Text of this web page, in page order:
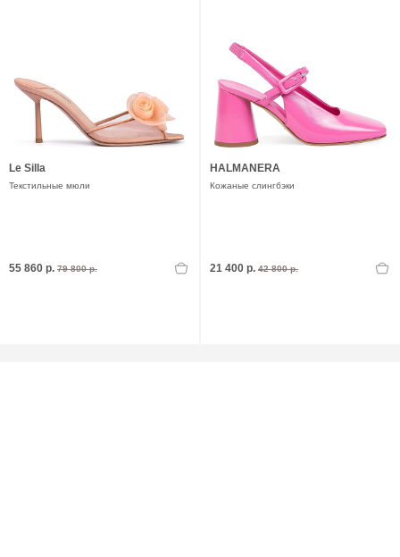
Le Silla
Текстильные мюли
55 860 р. 79 800 р.
HALMANERA
Кожаные слингбэки
21 400 р. 42 800 р.